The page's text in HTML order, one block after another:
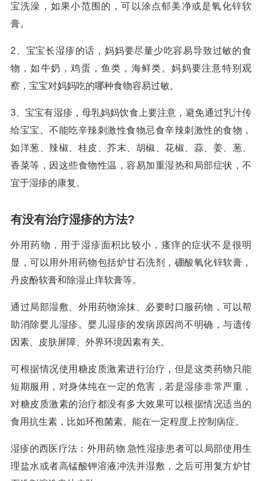
宝洗澡，如果小范围的，可以涂点郁美净或是氧化锌软
膏。
2、宝宝长湿疹的话，妈妈要尽量少吃容易导致过敏的食
物，如牛奶，鸡蛋，鱼类，海鲜类。妈妈要注意特别观
察，宝宝对妈妈吃的哪种食物容易过敏。
3、宝宝有湿疹，母乳妈妈饮食上要注意，避免通过乳汁传
给宝宝。不能吃辛辣刺激性食物忌食辛辣刺激性的食物，
如洋葱、辣椒、桂皮、芥末、胡椒、花椒、蒜、姜、葱、
香菜等，因这些食物性温，容易加重湿热和局部症状，不
宜于湿疹的康复。
有没有治疗湿疹的方法?
外用药物，用于湿疹面积比较小，瘙痒的症状不是很明
显，可以用外用药物包括炉甘石洗剂，硼酸氧化锌软膏，
丹皮酚软膏和除湿止痒软膏等。
通过局部湿敷、外用药物涂抹、必要时口服药物，可以帮
助消除婴儿湿疹。婴儿湿疹的发病原因尚不明确，与遗传
因素、皮肤屏障、外界环境因素有关。
可根据情况使用糖皮质激素进行治疗，但是这类药物只能
短期服用，对身体纯在一定的危害，若是湿疹非常严重，
对糖皮质激素的治疗都没有多大效果可以根据情况适当的
食用抗生素，比如环孢菌素。能在一定程度上控制病症。
湿疹的西医疗法：外用药物 急性湿疹患者可以局部使用生
理盐水或者高锰酸钾溶液冲洗并湿敷，之后可用复方炉甘